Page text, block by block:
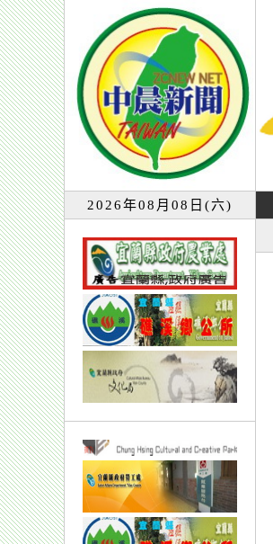
2026年08月08日(六)